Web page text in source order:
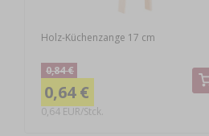
Holz-Küchenzange 17 cm
0,84 €
0,64 €
0,64 EUR/Stck.